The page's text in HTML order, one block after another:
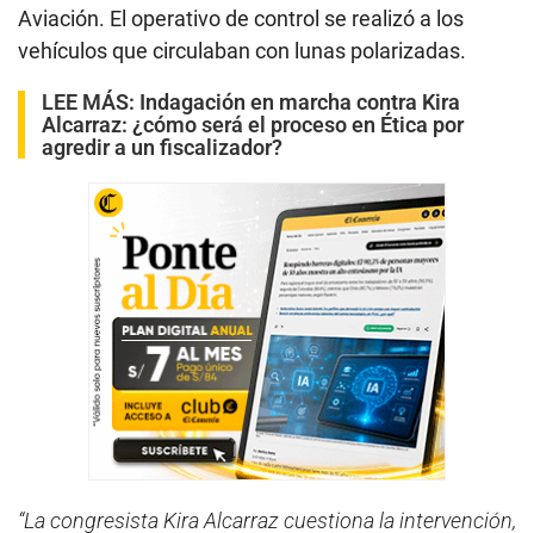
Aviación. El operativo de control se realizó a los
vehículos que circulaban con lunas polarizadas.
LEE MÁS: Indagación en marcha contra Kira
Alcarraz: ¿cómo será el proceso en Ética por
agredir a un fiscalizador?
“La congresista Kira Alcarraz cuestiona la intervención,